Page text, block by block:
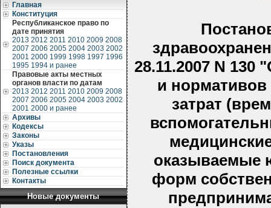
Главная
Конституция
Республиканское право по
дате принятия
2013 2012 2011 2010 2009 2008
2007 2006 2005 2004 2003 2002
2001 2000 1999 1998 1997 1996
1995 1994 и ранее
Правовые акты местных
органов власти по датам
2013 2012 2011 2010 2009 2008
2007 2006 2005 2004 2003 2002
2001 2000 и ранее
Архивы
Кодексы
Законы
Указы
Постановления
Поиск документа
Полезные ссылки
Контакты
Новые документы
28.11.2007 N
и
затрат
оказываемые
форм